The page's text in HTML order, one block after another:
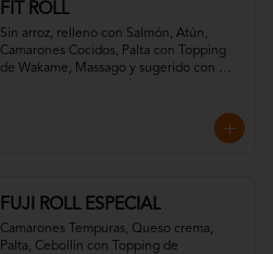
FIT ROLL
Sin arroz, relleno con Salmón, Atún,
Camarones Cocidos, Palta con Topping
de Wakame, Massago y sugerido con
FUJI ROLL ESPECIAL
Camarones Tempuras, Queso crema,
Palta, Cebollin con Topping de